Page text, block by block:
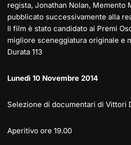
regista, Jonathan Nolan, Memento
pubblicato successivamente alla
Il film è stato candidato ai Premi
migliore sceneggiatura originale e
Durata 113
Lunedì 10 Novembre 2014
Selezione di documentari di Vittori
Aperitivo ore 19.00